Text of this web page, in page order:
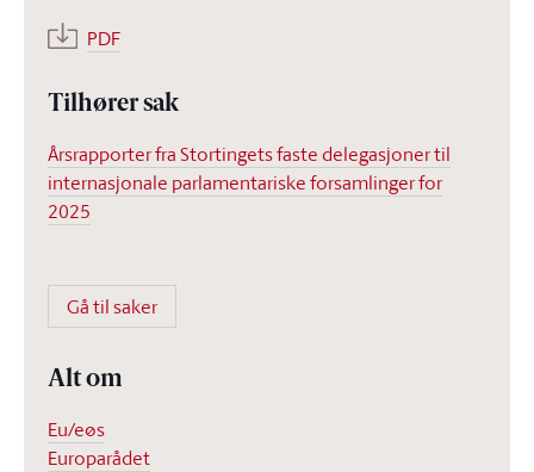
PDF
Tilhører sak
Årsrapporter fra Stortingets faste delegasjoner til
internasjonale parlamentariske forsamlinger for
2025
Gå til saker
Alt om
Eu/eøs
Europarådet